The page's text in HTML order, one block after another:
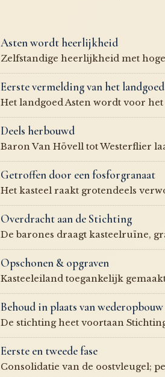
Asten wordt heerlijkheid
Zelfstandige heerlijkheid met
Eerste vermelding van het landgoed
Het landgoed Asten wordt voor
Deels herbouwd
Baron Van Hövell tot Westerflier
Getroffen door een fosforgranaat
Het kasteel raakt grotendeels
Overdracht aan de Stichting
De barones draagt kasteelruïne,
Opschonen & opgraven
Kasteeleiland toegankelijk
Behoud in plaats van wederopbouw
De stichting heet voortaan
Eerste en tweede fase
Consolidatie van de oostvleugel;